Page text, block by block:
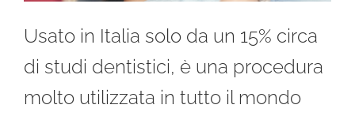
Usato in Italia solo da un 15% circa
di studi dentistici, è una procedura
molto utilizzata in tutto il mondo